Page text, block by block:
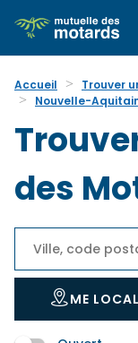
au
contenu
principal
Accueil
Trouver
Nouvelle-
des
ME